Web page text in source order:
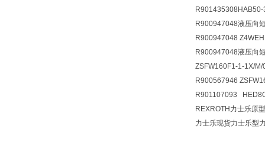
R901435308
R900947048液压向
R900947048
R900947048液压向
ZSFW160F1-1-1X/
R900567946
R901107093
REXROTH力士乐原
力士乐现货力士乐型